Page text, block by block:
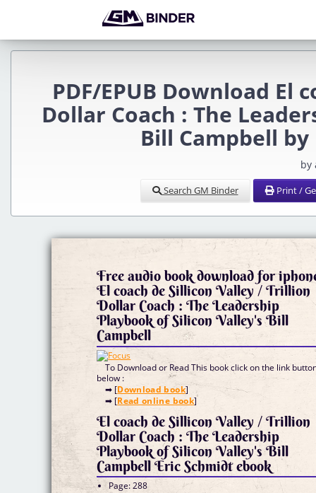
PDF/EPUB Download El
Dollar Coach : The
Bill Campbell
by
Search GM Binder Print /
Free audio book download for
El coach de Sillicon Valley / Trillion
Dollar Coach : The Leadership
Playbook of Silicon Valley's Bill
Campbell
To Download or Read This book click on the link
below :
➡ [Download book]
➡ [Read online book]
El coach de Sillicon Valley / Trillion
Dollar Coach : The Leadership
Playbook of Silicon Valley's Bill
Campbell Eric Schmidt ebook
Page: 288